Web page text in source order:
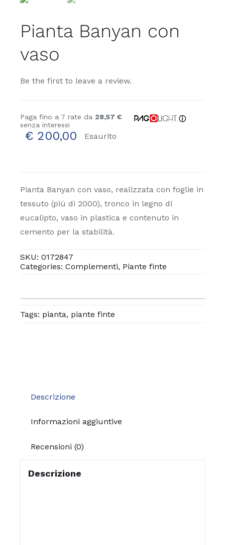
Pianta Banyan con
vaso
Be the first to leave a review.
€200,00
Paga fino a 7 rate da 28,57 €
senza interessi
ⓘ
Esaurito
Pianta Banyan con vaso, realizzata con foglie in
tessuto (più di 2000), tronco in legno di
eucalipto, vaso in plastica e contenuto in
cemento per la stabilità.
SKU: 0172847
Categories: Complementi, Piante finte
Tags: pianta, piante finte
Descrizione
Informazioni aggiuntive
Recensioni (0)
Descrizione